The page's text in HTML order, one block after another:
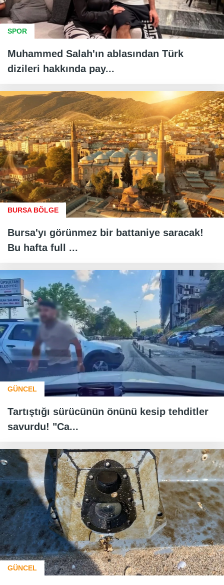
SPOR
Muhammed Salah'ın ablasından Türk
dizileri hakkında pay...
BURSA BÖLGE
Bursa'yı görünmez bir battaniye saracak!
Bu hafta full ...
GÜNCEL
Tartıştığı sürücünün önünü kesip tehditler
savurdu! "Ca...
GÜNCEL